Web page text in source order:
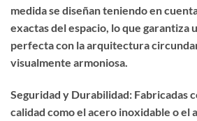
medida se diseñan teniendo en
exactas del espacio, lo que garantiza
perfecta con la arquitectura
visualmente armoniosa.
Seguridad y Durabilidad: Fabricadas
calidad como el acero inoxidable o el